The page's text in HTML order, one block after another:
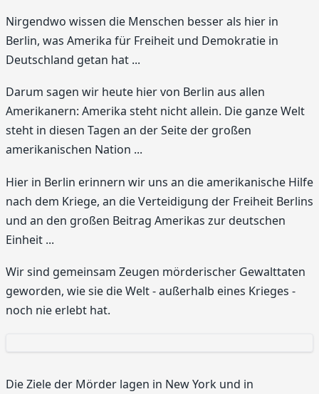
Nirgendwo wissen die Menschen besser als hier in
Berlin, was Amerika für Freiheit und Demokratie in
Deutschland getan hat ...
Darum sagen wir heute hier von Berlin aus allen
Amerikanern: Amerika steht nicht allein. Die ganze Welt
steht in diesen Tagen an der Seite der großen
amerikanischen Nation ...
Hier in Berlin erinnern wir uns an die amerikanische Hilfe
nach dem Kriege, an die Verteidigung der Freiheit Berlins
und an den großen Beitrag Amerikas zur deutschen
Einheit ...
Wir sind gemeinsam Zeugen mörderischer Gewalttaten
geworden, wie sie die Welt - außerhalb eines Krieges -
noch nie erlebt hat.
Die Ziele der Mörder lagen in New York und in